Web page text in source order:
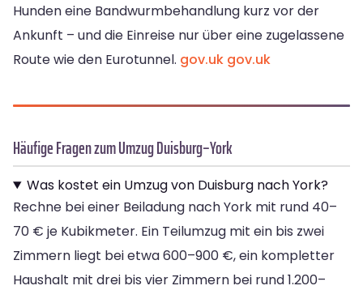
Hunden eine Bandwurmbehandlung kurz vor der
Ankunft – und die Einreise nur über eine zugelassene
Route wie den Eurotunnel. gov.uk gov.uk
Häufige Fragen zum Umzug Duisburg–York
Was kostet ein Umzug von Duisburg nach York?
Rechne bei einer Beiladung nach York mit rund 40–
70 € je Kubikmeter. Ein Teilumzug mit ein bis zwei
Zimmern liegt bei etwa 600–900 €, ein kompletter
Haushalt mit drei bis vier Zimmern bei rund 1.200–